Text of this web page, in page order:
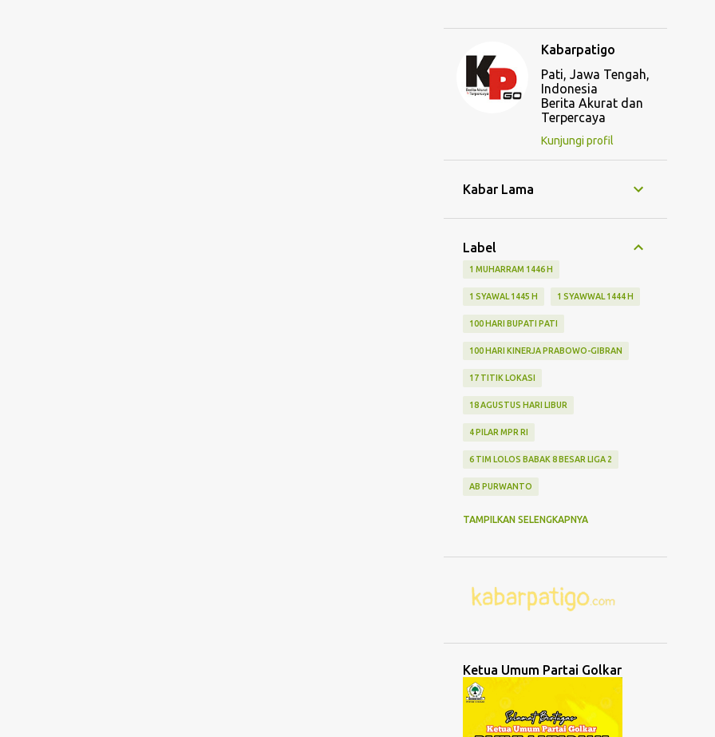
Kabarpatigo
Pati, Jawa Tengah,
Indonesia
Berita Akurat dan
Terpercaya
Kunjungi profil
Kabar Lama
Label
1 MUHARRAM 1446 H
1 SYAWAL 1445 H 1 SYAWWAL 1444 H
100 HARI BUPATI PATI
100 HARI KINERJA PRABOWO-GIBRAN
17 TITIK LOKASI
18 AGUSTUS HARI LIBUR
4 PILAR MPR RI
6 TIM LOLOS BABAK 8 BESAR LIGA 2
AB PURWANTO
ABURIZAL BAKRIE ACMU
AGRO WISATA MELON
AGUNG DANARTO AGUNG LAKSONO
AGUS EKO WIBOWO
TAMPILKAN SELENGKAPNYA
Ketua Umum Partai Golkar